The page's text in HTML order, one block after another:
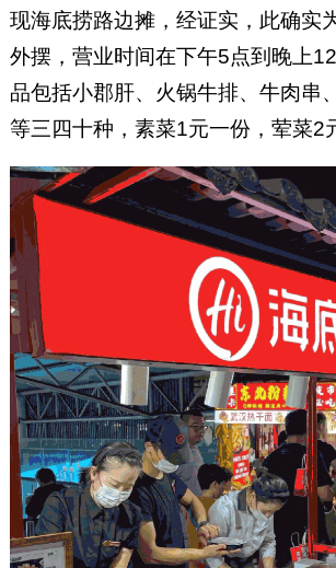
现海底捞路边摊，经证实，此确实
外摆，营业时间在下午5点到晚上
品包括小郡肝、火锅牛排、牛肉串
等三四十种，素菜1元一份，荤菜2